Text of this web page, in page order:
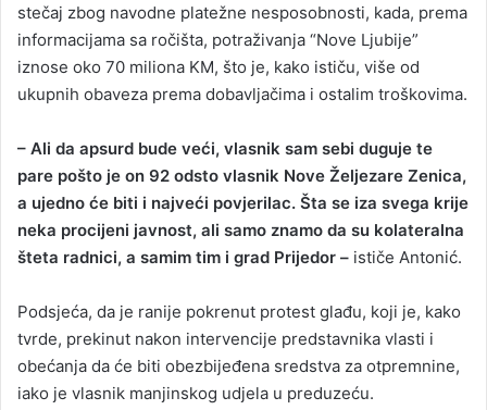
stečaj zbog navodne platežne nesposobnosti, kada, prema
informacijama sa ročišta, potraživanja “Nove Ljubije”
iznose oko 70 miliona KM, što je, kako ističu, više od
ukupnih obaveza prema dobavljačima i ostalim troškovima.
– Ali da apsurd bude veći, vlasnik sam sebi duguje te
pare pošto je on 92 odsto vlasnik Nove Željezare Zenica,
a ujedno će biti i najveći povjerilac. Šta se iza svega krije
neka procijeni javnost, ali samo znamo da su kolateralna
šteta radnici, a samim tim i grad Prijedor – ističe Antonić.
Podsjeća, da je ranije pokrenut protest glađu, koji je, kako
tvrde, prekinut nakon intervencije predstavnika vlasti i
obećanja da će biti obezbijeđena sredstva za otpremnine,
iako je vlasnik manjinskog udjela u preduzeću.